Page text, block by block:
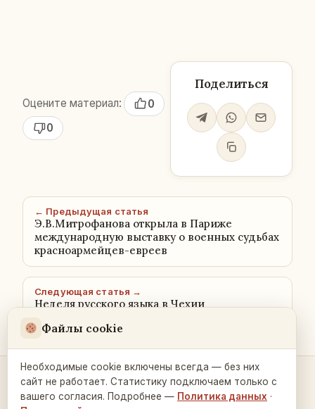
Оцените материал:
0
0
Поделиться
← Предыдущая статья
Э.В.Митрофанова открыла в Париже
международную выставку о военных судьбах
красноармейцев-евреев
Следующая статья →
Неделя русского языка в Чехии
Контакты и связь →
Файлы cookie
Необходимые cookie включены всегда — без них
сайт не работает. Статистику подключаем только с
вашего согласия. Подробнее — Политика данных ·